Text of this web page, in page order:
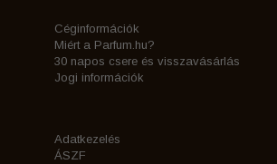
Céginformációk
Miért a Parfum.hu?
30 napos csere és visszavásárlás
Jogi információk
Adatkezelés
ÁSZF